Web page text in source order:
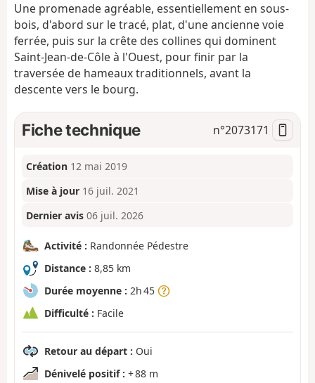
i
Une promenade agréable, essentiellement en sous-
bois, d'abord sur le tracé, plat, d'une ancienne voie
ferrée, puis sur la crête des collines qui dominent
Saint-Jean-de-Côle à l'Ouest, pour finir par la
traversée de hameaux traditionnels, avant la
descente vers le bourg.
Fiche technique n°2073171
Création 12 mai 2019
Mise à jour 16 juil. 2021
Dernier avis 06 juil. 2026
Activité : Randonnée Pédestre
Distance : 8,85 km
Durée moyenne : 2h 45
Difficulté : Facile
Retour au départ : Oui
Dénivelé positif : + 88 m